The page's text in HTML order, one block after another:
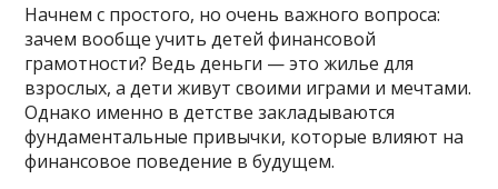
Начнем с простого, но очень важного вопроса:
зачем вообще учить детей финансовой
грамотности? Ведь деньги — это жилье для
взрослых, а дети живут своими играми и мечтами.
Однако именно в детстве закладываются
фундаментальные привычки, которые влияют на
финансовое поведение в будущем.